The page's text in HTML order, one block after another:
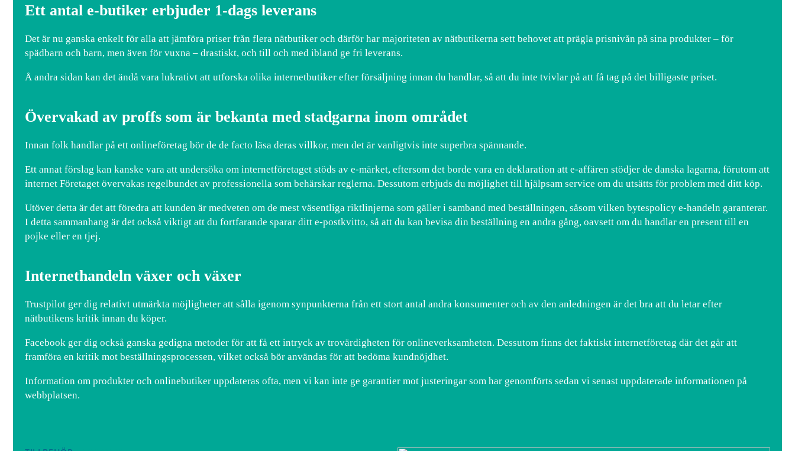
Ett antal e-butiker erbjuder 1-dags leverans
Det är nu ganska enkelt för alla att jämföra priser från flera nätbutiker och därför har majoriteten av nätbutikerna sett behovet att prägla prisnivån på sina produkter – för
spädbarn och barn, men även för vuxna – drastiskt, och till och med ibland ge fri leverans.
Å andra sidan kan det ändå vara lukrativt att utforska olika internetbutiker efter försäljning innan du handlar, så att du inte tvivlar på att få tag på det billigaste priset.
Övervakad av proffs som är bekanta med stadgarna inom området
Innan folk handlar på ett onlineföretag bör de de facto läsa deras villkor, men det är vanligtvis inte superbra spännande.
Ett annat förslag kan kanske vara att undersöka om internetföretaget stöds av e-märket, eftersom det borde vara en deklaration att e-affären stödjer de danska lagarna, förutom att
internet Företaget övervakas regelbundet av professionella som behärskar reglerna. Dessutom erbjuds du möjlighet till hjälpsam service om du utsätts för problem med ditt köp.
Utöver detta är det att föredra att kunden är medveten om de mest väsentliga riktlinjerna som gäller i samband med beställningen, såsom vilken bytespolicy e-handeln garanterar.
I detta sammanhang är det också viktigt att du fortfarande sparar ditt e-postkvitto, så att du kan bevisa din beställning en andra gång, oavsett om du handlar en present till en
pojke eller en tjej.
Internethandeln växer och växer
Trustpilot ger dig relativt utmärkta möjligheter att sålla igenom synpunkterna från ett stort antal andra konsumenter och av den anledningen är det bra att du letar efter
nätbutikens kritik innan du köper.
Facebook ger dig också ganska gedigna metoder för att få ett intryck av trovärdigheten för onlineverksamheten. Dessutom finns det faktiskt internetföretag där det går att
framföra en kritik mot beställningsprocessen, vilket också bör användas för att bedöma kundnöjdhet.
Information om produkter och onlinebutiker uppdateras ofta, men vi kan inte ge garantier mot justeringar som har genomförts sedan vi senast uppdaterade informationen på
webbplatsen.